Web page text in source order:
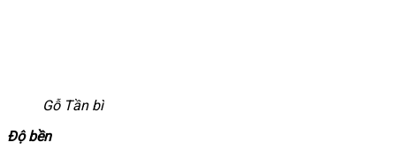
Gỗ Tần bì
Độ bền